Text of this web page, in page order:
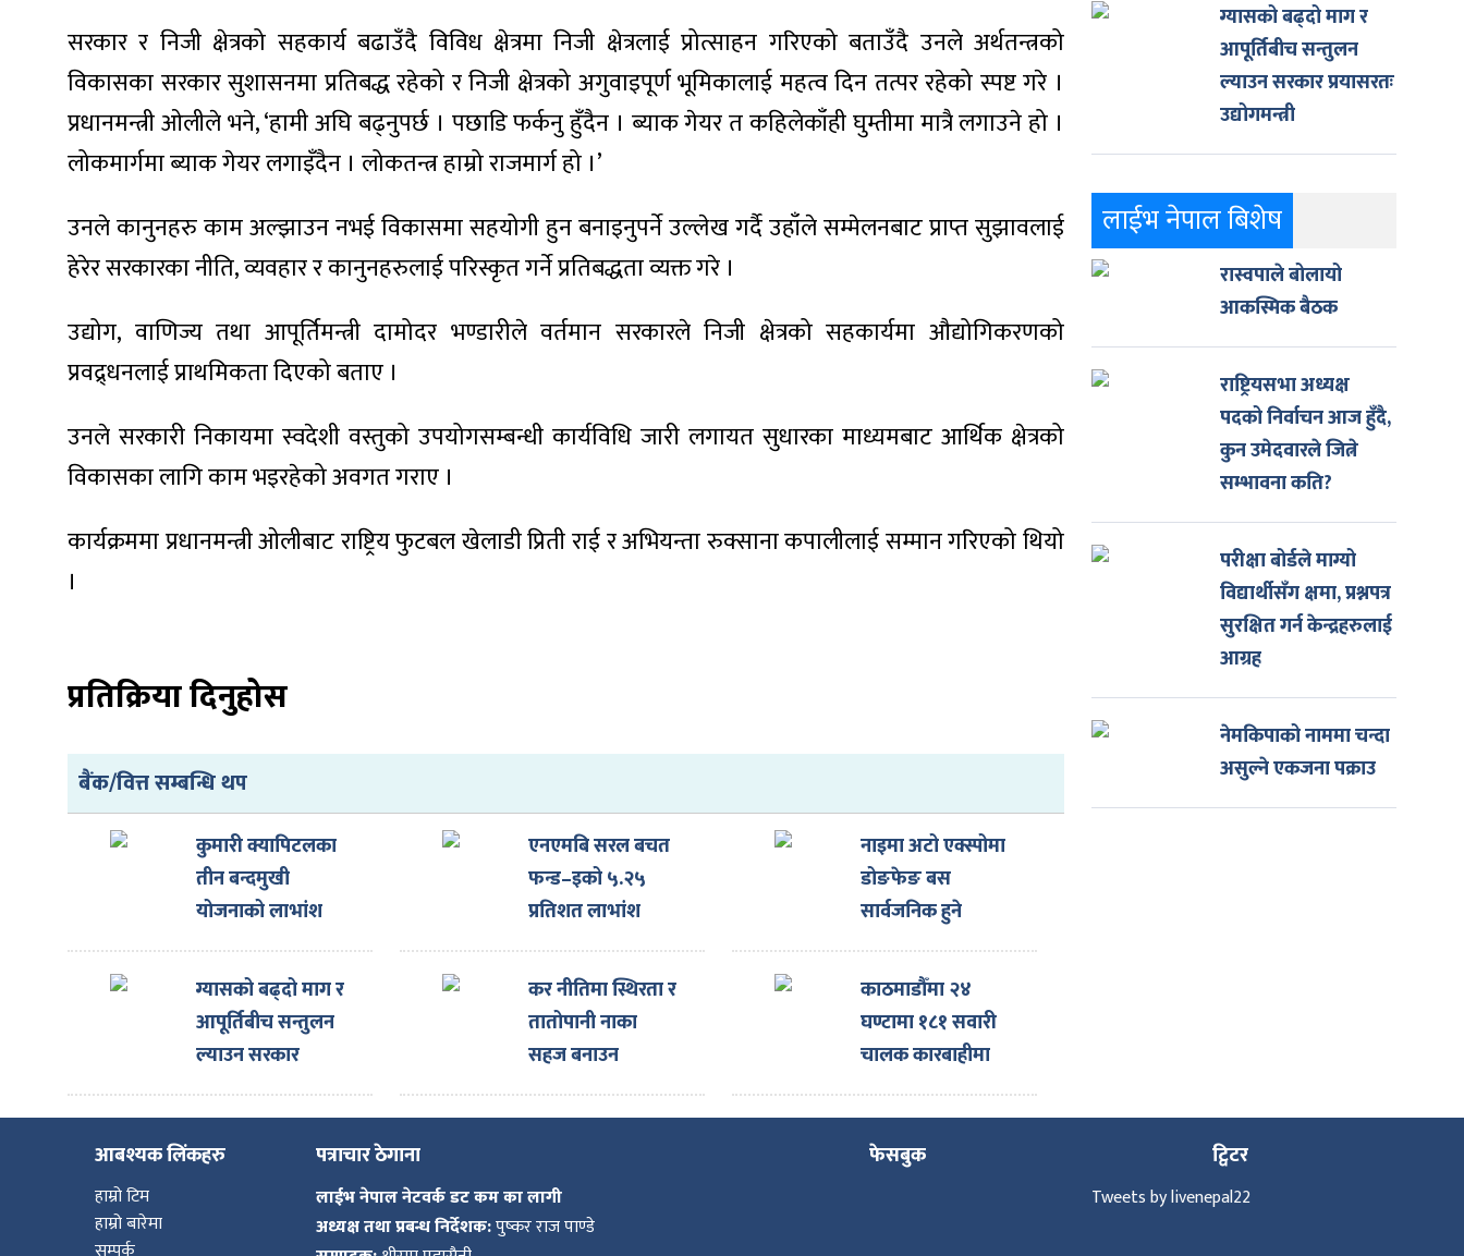
सरकार र निजी क्षेत्रको सहकार्य बढाउँदै विविध क्षेत्रमा निजी क्षेत्रलाई प्रोत्साहन गरिएको बताउँदै उनले अर्थतन्त्रको
विकासका सरकार सुशासनमा प्रतिबद्ध रहेको र निजी क्षेत्रको अगुवाइपूर्ण भूमिकालाई महत्व दिन तत्पर रहेको स्पष्ट गरे ।
प्रधानमन्त्री ओलीले भने, ‘हामी अघि बढ्नुपर्छ । पछाडि फर्कनु हुँदैन । ब्याक गेयर त कहिलेकाँही घुम्तीमा मात्रै लगाउने हो ।
लोकमार्गमा ब्याक गेयर लगाइँदैन । लोकतन्त्र हाम्रो राजमार्ग हो ।’
उनले कानुनहरु काम अल्झाउन नभई विकासमा सहयोगी हुन बनाइनुपर्ने उल्लेख गर्दै उहाँले सम्मेलनबाट प्राप्त सुझावलाई
हेरेर सरकारका नीति, व्यवहार र कानुनहरुलाई परिस्कृत गर्ने प्रतिबद्धता व्यक्त गरे ।
उद्योग, वाणिज्य तथा आपूर्तिमन्त्री दामोदर भण्डारीले वर्तमान सरकारले निजी क्षेत्रको सहकार्यमा औद्योगिकरणको
प्रवद्र्धनलाई प्राथमिकता दिएको बताए ।
उनले सरकारी निकायमा स्वदेशी वस्तुको उपयोगसम्बन्धी कार्यविधि जारी लगायत सुधारका माध्यमबाट आर्थिक क्षेत्रको
विकासका लागि काम भइरहेको अवगत गराए ।
कार्यक्रममा प्रधानमन्त्री ओलीबाट राष्ट्रिय फुटबल खेलाडी प्रिती राई र अभियन्ता रुक्साना कपालीलाई सम्मान गरिएको थियो
।
प्रतिक्रिया दिनुहोस
बैंक/वित्त सम्बन्धि थप
कुमारी क्यापिटलका
तीन बन्दमुखी
योजनाको लाभांश
घोषणा
एनएमबि सरल बचत
फन्ड–इको ५.२५
प्रतिशत लाभांश
घोषणा
नाइमा अटो एक्स्पोमा
डोङफेङ बस
सार्वजनिक हुने
ग्यासको बढ्दो माग र
आपूर्तिबीच सन्तुलन
ल्याउन सरकार
प्रयासरतः उद्योगमन्त्री
कर नीतिमा स्थिरता र
तातोपानी नाका
सहज बनाउन
नाइमाको माग,
एक्स्पोका लागि
गाडी नाकामै रोकिए
काठमाडौँमा २४
घण्टामा १८१ सवारी
चालक कारबाहीमा
ग्यासको बढ्दो माग र
आपूर्तिबीच सन्तुलन
ल्याउन सरकार प्रयासरतः
उद्योगमन्त्री
लाईभ नेपाल बिशेष
रास्वपाले बोलायो
आकस्मिक बैठक
राष्ट्रियसभा अध्यक्ष
पदको निर्वाचन आज हुँदै,
कुन उमेदवारले जित्ने
सम्भावना कति?
परीक्षा बोर्डले माग्यो
विद्यार्थीसँग क्षमा, प्रश्नपत्र
सुरक्षित गर्न केन्द्रहरुलाई
आग्रह
नेमकिपाको नाममा चन्दा
असुल्ने एकजना पक्राउ
आबश्यक लिंकहरु
हाम्रो टिम
हाम्रो बारेमा
पत्राचार ठेगाना
लाईभ नेपाल नेटवर्क डट कम का लागी
अध्यक्ष तथा प्रबन्ध निर्देशक:पुष्कर राज पाण्डे
फेसबुक ट्विटर
Tweets by livenepal22